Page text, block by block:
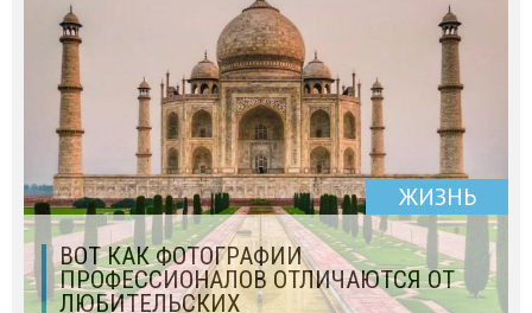
ЖИЗНЬ
ВОТ КАК ФОТОГРАФИИ
ПРОФЕССИОНАЛОВ ОТЛИЧАЮТСЯ ОТ
ЛЮБИТЕЛЬСКИХ